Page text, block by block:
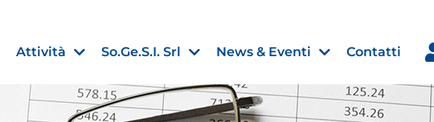
Attività So.Ge.S.I. Srl News & Eventi Contatti